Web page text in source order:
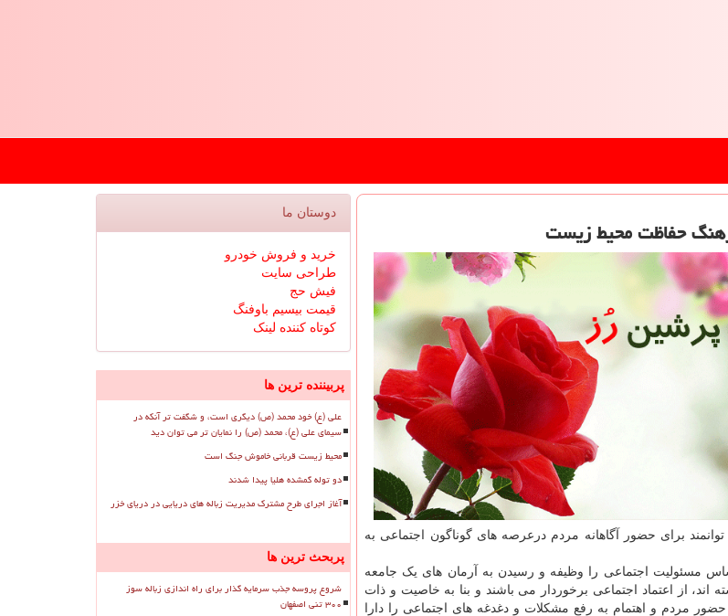
حفاظت محیط زیست
برای حضور آگاهانه مردم درعرصه های گوناگون اجتماعی به
مسئولیت اجتماعی را وظیفه و رسیدن به آرمان های یک جامعه
اند، از اعتماد اجتماعی برخوردار می باشند و بنا به خاصیت و ذات
مردم و اهتمام به رفع مشکلات و دغدغه های اجتماعی را دارا
دوستان ما
خرید و فروش خودرو
طراحی سایت
فیش حج
قیمت بیسیم باوفنگ
کوتاه کننده لینک
پربیننده ترین ها
علی (ع) خود محمد (ص) دیگری است، و شگفت تر آنکه در
سیمای علی (ع)، محمد (ص) را نمایان تر می توان دید
محیط زیست قربانی خاموش جنگ است
دو توله گمشده هلیا پیدا شدند
آغاز اجرای طرح مشترک مدیریت زباله های دریایی در دریای خزر
پربحث ترین ها
شروع پروسه جذب سرمایه گذار برای راه اندازی زباله سوز
۳۰۰ تنی اصفهان